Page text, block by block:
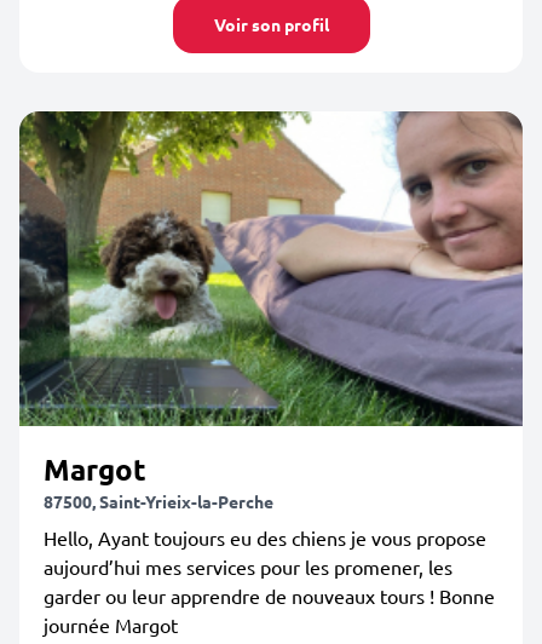
Voir son profil
Margot
87500, Saint-Yrieix-la-Perche
Hello, Ayant toujours eu des chiens je vous propose
aujourd’hui mes services pour les promener, les
garder ou leur apprendre de nouveaux tours ! Bonne
journée Margot